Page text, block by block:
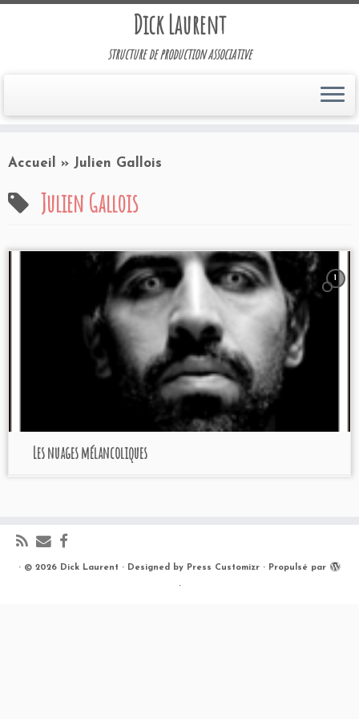
Dick Laurent
structure de production associative
Accueil » Julien Gallois
Julien Gallois
1
Les nuages mélancoliques
· © 2026 Dick Laurent · Designed by Press Customizr · Propulsé par
·